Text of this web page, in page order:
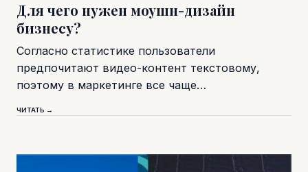
Для чего нужен моушн-дизайн
бизнесу?
Согласно статистике пользователи
предпочитают видео-контент текстовому,
поэтому в маркетинге все чаще…
ЧИТАТЬ →